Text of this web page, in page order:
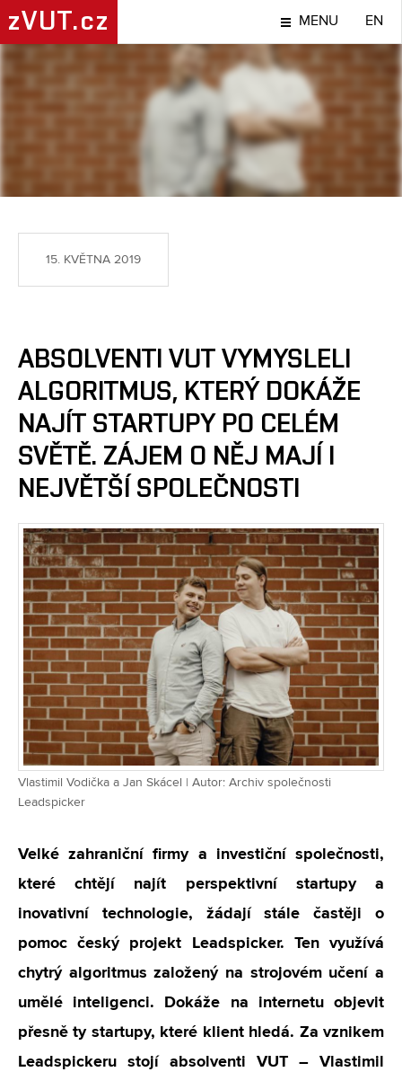
zVUT.cz MENU EN
NÁPADY A OBJEVY
15. KVĚTNA 2019
ABSOLVENTI VUT VYMYSLELI
ALGORITMUS, KTERÝ DOKÁŽE
NAJÍT STARTUPY PO CELÉM
SVĚTĚ. ZÁJEM O NĚJ MAJÍ I
NEJVĚTŠÍ SPOLEČNOSTI
Vlastimil Vodička a Jan Skácel | Autor: Archiv společnosti
Leadspicker
Velké zahraniční firmy a investiční společnosti,
které chtějí najít perspektivní startupy a
inovativní technologie, žádají stále častěji o
pomoc český projekt Leadspicker. Ten využívá
chytrý algoritmus založený na strojovém učení a
umělé inteligenci. Dokáže na internetu objevit
přesně ty startupy, které klient hledá. Za vznikem
Leadspickeru stojí absolventi VUT – Vlastimil